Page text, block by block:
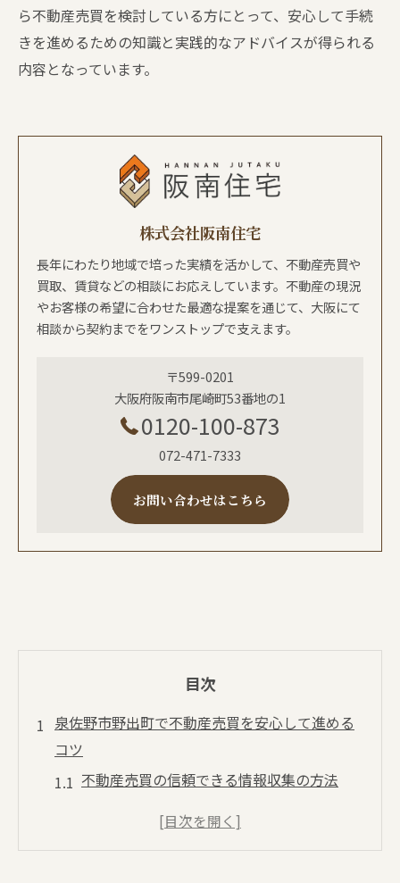
ら不動産売買を検討している方にとって、安心して手続
きを進めるための知識と実践的なアドバイスが得られる
内容となっています。
株式会社阪南住宅
長年にわたり地域で培った実績を活かして、不動産売買や
買取、賃貸などの相談にお応えしています。不動産の現況
やお客様の希望に合わせた最適な提案を通じて、大阪にて
相談から契約までをワンストップで支えます。
〒599-0201
大阪府阪南市尾崎町53番地の1
0120-100-873
072-471-7333
お問い合わせはこちら
目次
泉佐野市野出町で不動産売買を安心して進める
コツ
不動産売買の信頼できる情報収集の方法
口コミを活かした不動産売買業者選びのコ